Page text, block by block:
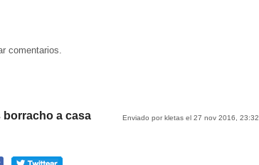
comentarios.
Enviado por kletas el 27 nov 2016, 23:32
borracho a casa